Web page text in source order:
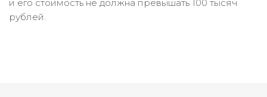
и его стоимость не должна превышать 100 тысяч
рублей.